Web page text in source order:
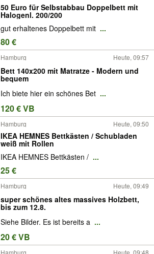
50 Euro für Selbstabbau Doppelbett mit
Halogenl. 200/200
gut erhaltenes Doppelbett mit ...
80 €
Hamburg Heute, 09:57
Bett 140x200 mit Matratze - Modern und
bequem
Ich biete hier ein schönes Bet ...
120 € VB
Hamburg Heute, 09:50
IKEA HEMNES Bettkästen / Schubladen
weiß mit Rollen
IKEA HEMNES Bettkästen / ...
25 €
Hamburg Heute, 09:49
super schönes altes massives Holzbett,
bis zum 12.8.
Siehe Bilder. Es ist bereits a ...
20 € VB
Hamburg Heute, 09:48